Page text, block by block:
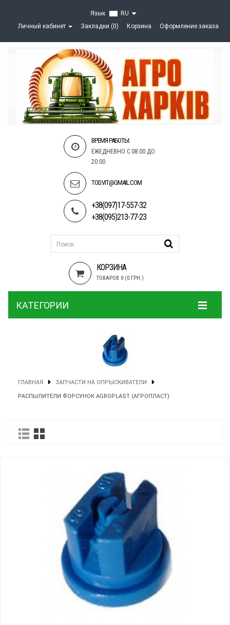
Язык
RU
Личный кабинет
Закладки (0) Корзина Оформление заказа
ВРЕМЯ РАБОТЫ:
ЕЖЕДНЕВНО С 08:00 ДО
20:00
TOD.VIT@GMAIL.COM
+38(097)17-557-32
+38(095)213-77-23
КОРЗИНА
ТОВАРОВ 0 (0 ГРН.)
КАТЕГОРИИ
ГЛАВНАЯ ЗАПЧАСТИ НА ОПРЫСКИВАТЕЛИ
РАСПЫЛИТЕЛИ ФОРСУНОК AGROPLAST (АГРОПЛАСТ)